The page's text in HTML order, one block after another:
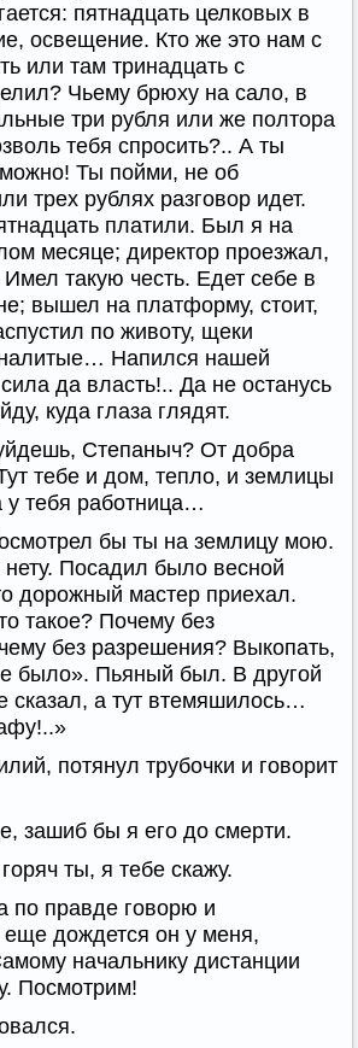
пятнадцать целковых в
освещение. Кто же это нам с
или там тринадцать с
Чьему брюху на сало, в
три рубля или же полтора
тебя спросить?.. А ты
Ты пойми, не об
трех рублях разговор идет.
платили. Был я на
месяце; директор проезжал,
Имел такую честь. Едет себе в
вышел на платформу, стоит,
по животу, щеки
Напился нашей
да власть!.. Да не останусь
куда глаза глядят.
Степаныч? От добра
тебе и дом, тепло, и землицы
тебя работница…
бы ты на землицу мою.
Посадил было весной
дорожный мастер приехал.
такое? Почему без
без разрешения? Выкопать,
было». Пьяный был. В другой
сказал, а тут втемяшилось…
потянул трубочки и говорит
зашиб бы я его до смерти.
ты, я тебе скажу.
по правде говорю и
дождется он у меня,
начальнику дистанции
Посмотрим!